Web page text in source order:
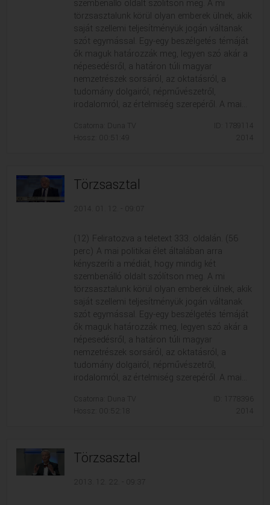
szembenálló oldalt szólítson meg. A mi
törzsasztalunk körül olyan emberek ülnek, akik
saját szellemi teljesítményük jogán váltanak
szót egymással. Egy-egy beszélgetés témáját
ők maguk határozzák meg, legyen szó akár a
népesedésről, a határon túli magyar
nemzetrészek sorsáról, az oktatásról, a
tudomány dolgairól, népművészetről,
irodalomról, az értelmiség szerepéről. A mai...
Csatorna: Duna TV
Hossz: 00:51:49
ID: 1789114
2014
Törzsasztal
2014. 01. 12. - 09:07
(12) Feliratozva a teletext 333. oldalán. (56
perc) A mai politikai élet általában arra
kényszeríti a médiát, hogy mindig két
szembenálló oldalt szólítson meg. A mi
törzsasztalunk körül olyan emberek ülnek, akik
saját szellemi teljesítményük jogán váltanak
szót egymással. Egy-egy beszélgetés témáját
ők maguk határozzák meg, legyen szó akár a
népesedésről, a határon túli magyar
nemzetrészek sorsáról, az oktatásról, a
tudomány dolgairól, népművészetről,
irodalomról, az értelmiség szerepéről. A mai...
Csatorna: Duna TV
Hossz: 00:52:18
ID: 1778396
2014
Törzsasztal
2013. 12. 22. - 09:37